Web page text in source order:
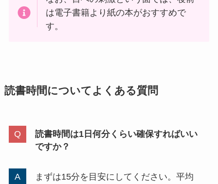
は電子書籍より紙の本がおすすめで
す。
読書時間についてよくある質問
読書時間は1日何分くらい確保すればいい
ですか？
まずは15分を目安にしてください。平均